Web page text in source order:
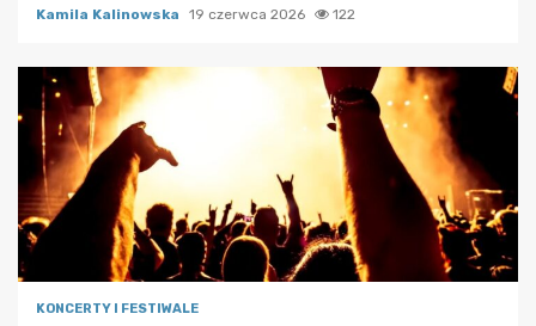
Kamila Kalinowska 19 czerwca 2026 122
KONCERTY I FESTIWALE